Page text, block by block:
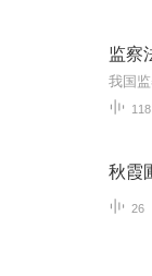
监察
118
秋霞
26